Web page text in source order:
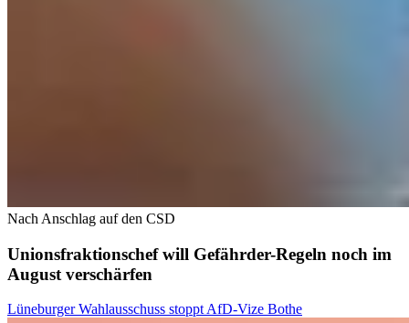
Nach Anschlag auf den CSD
Unionsfraktionschef will Gefährder-Regeln noch im
August verschärfen
Lüneburger Wahlausschuss stoppt AfD-Vize Bothe